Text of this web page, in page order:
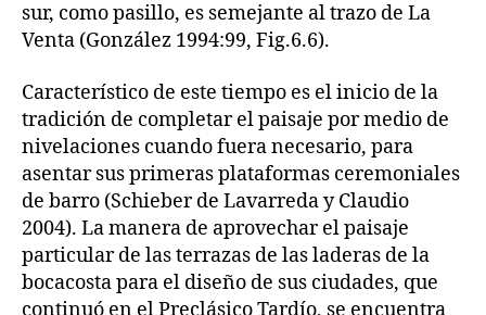
sur, como pasillo, es semejante al trazo de La
Venta (González 1994:99, Fig.6.6).
Característico de este tiempo es el inicio de la
tradición de completar el paisaje por medio de
nivelaciones cuando fuera necesario, para
asentar sus primeras plataformas ceremoniales
de barro (Schieber de Lavarreda y Claudio
2004). La manera de aprovechar el paisaje
particular de las terrazas de las laderas de la
bocacosta para el diseño de sus ciudades, que
continuó en el Preclásico Tardío, se encuentra